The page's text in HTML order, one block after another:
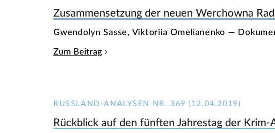
Zusammensetzung der neuen Werchowna
Gwendolyn Sasse, Viktoriia Omelianenko —
Zum Beitrag
RUSSLAND-ANALYSEN NR. 369 (12.04.2019)
Rückblick auf den fünften Jahrestag der Krim-